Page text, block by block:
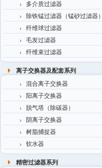
多介质过滤器
除铁锰过滤器（锰砂过滤器）
纤维球过滤器
毛发过滤器
纤维束过滤器
离子交换器及配套系列
混合离子交换器
阳离子交换器
脱气塔（除碳器）
阴离子交换器
树脂捕捉器
软水器
精密过滤器系列